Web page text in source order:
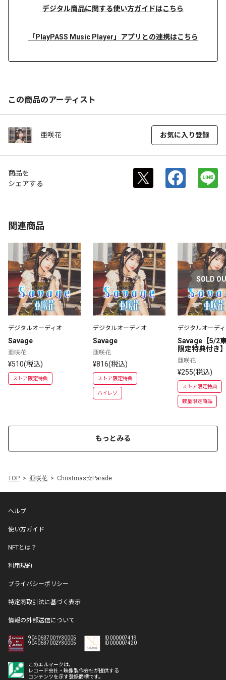
デジタル商品に関する使い方ガイドはこちら
「PlayPASS Music Player」アプリとの連携はこちら
この商品のアーティスト
亜咲花 お気に入り登録
商品を
シェアする
関連商品
デジタルオーディオ
Savage
亜咲花
¥510(税込)
ストア限定特典
デジタルオーディオ
Savage
亜咲花
¥816(税込)
ストア限定特典
ハイレゾ
SOLD
デジタルオーデ
Savage【5/2
限定特典付き
亜咲花
¥255(税込)
ストア限定特典
数量限定商品
もっとみる
TOP 亜咲花 Christmas☆Parade
ヘルプ
使い方ガイド
NFTとは？
利用規約
プライバシーポリシー
特定商取引法に基づく表示
情報の外部送信について
9040637001Y30005
9040637002Y30005
ID000007419
ID000007420
このエルマークは、
レコード会社・映像製作会社が提供する
コンテンツを示す登録商標です。